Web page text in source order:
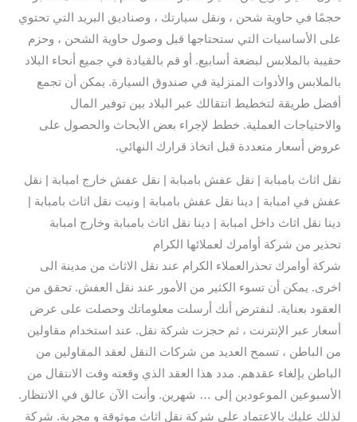
حجمًا في حاوية شحن ، ونقل سيارتك ، وصناديق البريد التي تحتوي
على الأساسيات التي ستحتاجها قبل وصول حاوية الشحن ، وحزم
حقيبة بالملابس لبضعة أسابيع. أو قم بالقيادة في جميع أنحاء البلاد
بالملابس والأدوات المنزلية في صندوق السيارة. يمكن أن تجمع
أفضل طريقة لتخطيط انتقالك عبر البلاد بين توفير المال
والاحتياجات العملية. خطط لإجراء بعض الأبحاث والحصول على
عروض أسعار متعددة قبل اتخاذ قرارك النهائي.
نقل اثاث بامبابة | نقل عفش بامبابة | نقل عفش خارج امبابة | نقل
عفش في امبابة | دينا نقل عفش بامبابة | ونيت نقل اثاث بامبابة |
دينا نقل اثاث داخل امبابة | دينا نقل اثاث بامبابة وخارج امبابة
تحذير من شركة أوامرك لعملائها الكرام
شركة أوامرك تحذرالعملاء الكرام عند نقل الاثاث من مدينة الى
اخرى. يمكن أن تسوء الكثير من الأمور عند نقل العفش. تحقق من
العقود بعناية. لنفترض أنك أرسلت معلوماتك وحصلت على عرض
أسعار عبر الإنترنت ، ثم حجزت شركة نقل. عند استخدام مقاولين
من الباطن ، تسمح العديد من شركات النقل لعقد المقاولين من
الباطن بإلغاء عقدهم. مدد هذا العقد الذي وقعته وقت الانتقال من
الأسبوعين الموعودين إلى … شهرين. وأنت الآن عالق في الانتظار.
لذلك عليك بالاعتماد على شركة نقل اثاث موثوقة و مجربة. شركة